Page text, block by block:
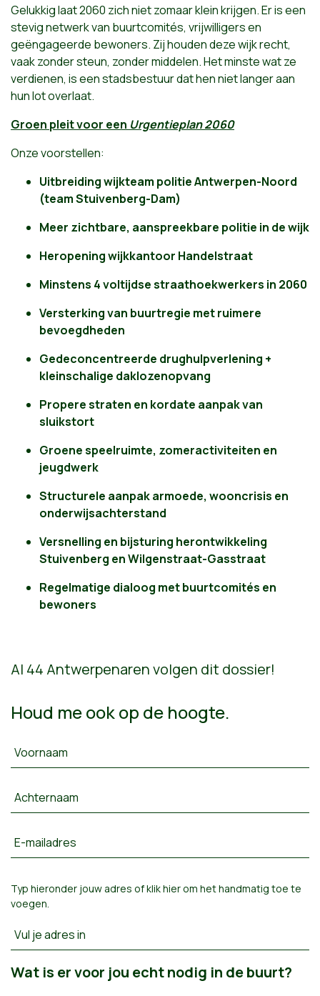
Gelukkig laat 2060 zich niet zomaar klein krijgen. Er is een
stevig netwerk van buurtcomités, vrijwilligers en
geëngageerde bewoners. Zij houden deze wijk recht,
vaak zonder steun, zonder middelen. Het minste wat ze
verdienen, is een stadsbestuur dat hen niet langer aan
hun lot overlaat.
Groen pleit voor een Urgentieplan 2060
Onze voorstellen:
Uitbreiding wijkteam politie Antwerpen-Noord
(team Stuivenberg-Dam)
Meer zichtbare, aanspreekbare politie in de wijk
Heropening wijkkantoor Handelstraat
Minstens 4 voltijdse straathoekwerkers in 2060
Versterking van buurtregie met ruimere
bevoegdheden
Gedeconcentreerde drughulpverlening +
kleinschalige daklozenopvang
Propere straten en kordate aanpak van
sluikstort
Groene speelruimte, zomeractiviteiten en
jeugdwerk
Structurele aanpak armoede, wooncrisis en
onderwijsachterstand
Versnelling en bijsturing herontwikkeling
Stuivenberg en Wilgenstraat-Gasstraat
Regelmatige dialoog met buurtcomités en
bewoners
Al 44 Antwerpenaren volgen dit dossier!
Houd me ook op de hoogte.
Voornaam
Achternaam
E-mailadres
Typ hieronder jouw adres ofklik hier om het handmatig toe te
voegen.
Vul je adres in
Wat is er voor jou echt nodig in de buurt?